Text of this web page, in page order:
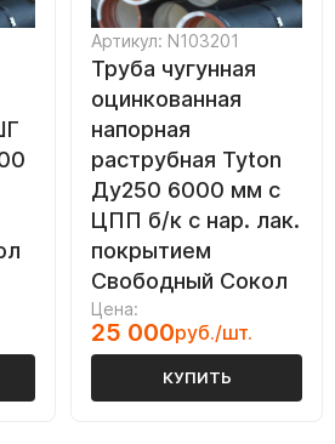
Артикул: N103201
Труба чугунная
оцинкованная
напорная
раструбная Tyton
Ду250 6000 мм с
ЦПП б/к с нар. лак.
покрытием
Свободный Сокол
Цена:
25 000руб./шт.
КУПИТЬ